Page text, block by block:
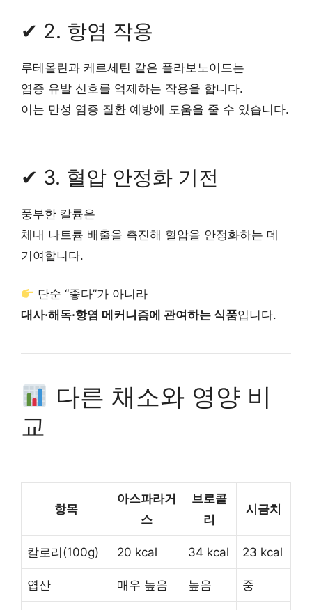
✔ 2. 항염 작용
루테올린과 케르세틴 같은 플라보노이드는
염증 유발 신호를 억제하는 작용을 합니다.
이는 만성 염증 질환 예방에 도움을 줄 수 있습니다.
✔ 3. 혈압 안정화 기전
풍부한 칼륨은
체내 나트륨 배출을 촉진해 혈압을 안정화하는 데
기여합니다.
단순 “좋다”가 아니라
대사·해독·항염 메커니즘에 관여하는 식품입니다.
다른 채소와 영양 비
교
항목
아스파라거
스
브로콜
리
시금치
칼로리(100g) 20 kcal 34 kcal 23 kcal
엽산 매우 높음 높음 중